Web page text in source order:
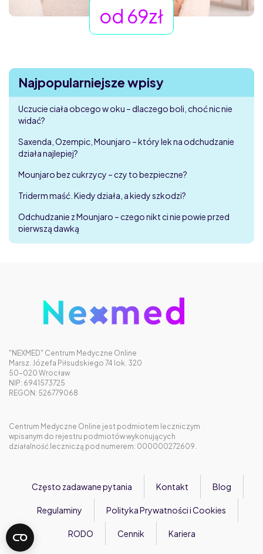
od 69zł
Najpopularniejsze wpisy
Uczucie ciała obcego w oku – dlaczego boli, choć nic nie
widać?
Saxenda, Ozempic, Mounjaro – który lek na odchudzanie
działa najlepiej?
Mounjaro bez cukrzycy – czy to bezpieczne?
Triderm maść. Kiedy działa, a kiedy szkodzi?
Odchudzanie z Mounjaro – czego nikt ci nie powie przed
pierwszą dawką
"NEXMED" Centrum Medyczne Online
Marsz. Józefa Piłsudskiego 74 lok. 320
50-020 Wrocław
NIP: 6941573725
REGON: 526779068
Centrum Medyczne Online jest podmiotem leczniczym
wpisanym do rejestru podmiotów wykonujących
działalność leczniczą pod numerem: 000000272609.
Często zadawane pytania Kontakt Blog
Regulaminy Polityka Prywatności i Cookies
RODO Cennik Kariera